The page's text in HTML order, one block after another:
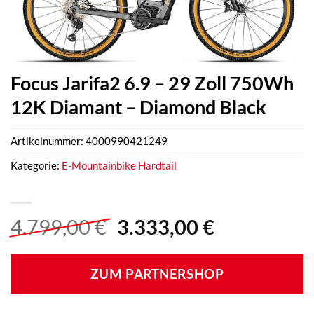
Focus Jarifa2 6.9 – 29 Zoll 750Wh
12K Diamant – Diamond Black
4.799,00€ Ursprünglicher
war:
4.799,00 €
3.333,00 €Aktueller
ist:
3.333,00
ZUM PARTNERSHOP
Artikelnummer: 4000990421249
Kategorie: E-Mountainbike Hardtail